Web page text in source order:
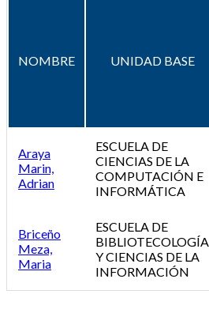
NOMBRE UNIDAD BASE
Araya
Marin,
Adrian
ESCUELA DE
CIENCIAS DE LA
COMPUTACIÓN E
INFORMÁTICA
Briceño
Meza,
Maria
ESCUELA DE
BIBLIOTECOLOGÍA
Y CIENCIAS DE LA
INFORMACIÓN